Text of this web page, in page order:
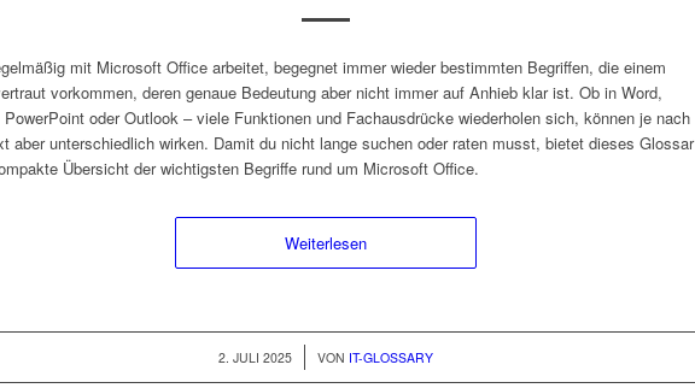
mit Microsoft Office arbeitet, begegnet immer wieder bestimmten Begriffen, die einem
vorkommen, deren genaue Bedeutung aber nicht immer auf Anhieb klar ist. Ob in Word,
oder Outlook – viele Funktionen und Fachausdrücke wiederholen sich, können je nach
aber unterschiedlich wirken. Damit du nicht lange suchen oder raten musst, bietet dieses Glossar
Übersicht der wichtigsten Begriffe rund um Microsoft Office.
Weiterlesen
2. JULI 2025 VON IT-GLOSSARY